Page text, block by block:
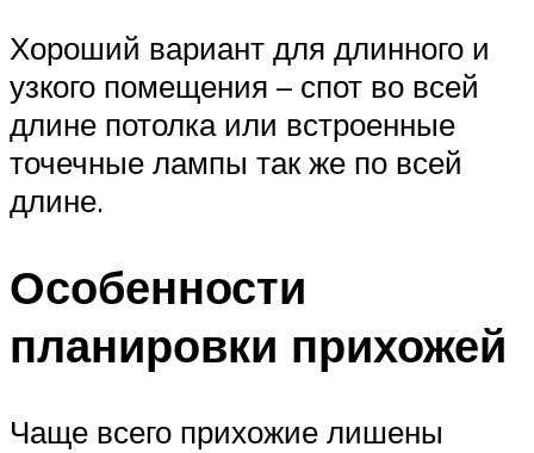
Хороший вариант для длинного и
узкого помещения – спот во всей
длине потолка или встроенные
точечные лампы так же по всей
длине.
Особенности
планировки прихожей
Чаще всего прихожие лишены